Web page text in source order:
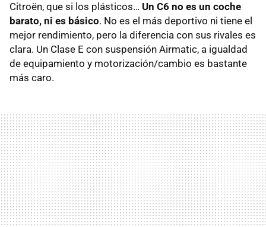
Citroën, que si los plásticos… Un C6 no es un coche
barato, ni es básico. No es el más deportivo ni tiene el
mejor rendimiento, pero la diferencia con sus rivales es
clara. Un Clase E con suspensión Airmatic, a igualdad
de equipamiento y motorización/cambio es bastante
más caro.